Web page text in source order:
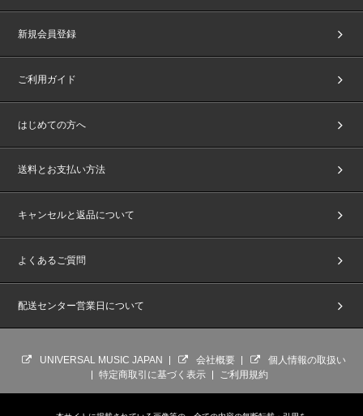
新規会員登録
ご利用ガイド
はじめての方へ
送料とお支払い方法
キャンセルと返品について
よくあるご質問
配送センター営業日について
UNIVERSAL MUSIC JAPAN 会社概要
個人情報の取扱い
特定商取引に基づく表示
ご利用規約